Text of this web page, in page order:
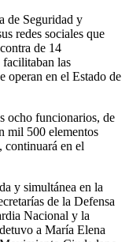
de Seguridad y
redes sociales que
de 14
facilitaban las
operan en el Estado de
ocho funcionarios, de
mil 500 elementos
continuará en el
y simultánea en la
de la Defensa
Nacional y la
a María Elena